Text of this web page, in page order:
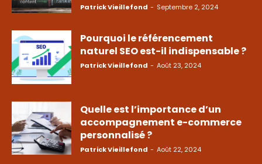
Patrick Vieillefond - Septembre 2, 2024
Pourquoi le référencement
naturel SEO est-il indispensable ?
Patrick Vieillefond - Août 23, 2024
Quelle est l’importance d’un
accompagnement e-commerce
personnalisé ?
Patrick Vieillefond - Août 22, 2024